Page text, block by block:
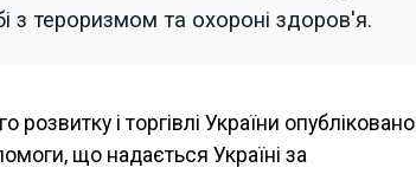
з тероризмом та охороні здоров'я.
розвитку і торгівлі України опубліковано
що надається Україні за